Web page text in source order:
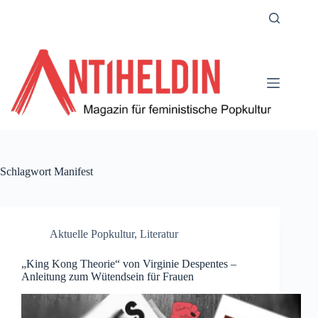
Schlagwort Manifest
Aktuelle Popkultur, Literatur
„King Kong Theorie“ von Virginie Despentes –
Anleitung zum Wütendsein für Frauen